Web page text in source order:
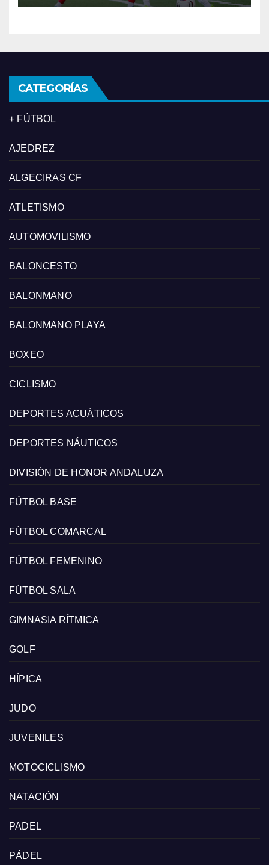
CATEGORÍAS
+ FÚTBOL
AJEDREZ
ALGECIRAS CF
ATLETISMO
AUTOMOVILISMO
BALONCESTO
BALONMANO
BALONMANO PLAYA
BOXEO
CICLISMO
DEPORTES ACUÁTICOS
DEPORTES NÁUTICOS
DIVISIÓN DE HONOR ANDALUZA
FÚTBOL BASE
FÚTBOL COMARCAL
FÚTBOL FEMENINO
FÚTBOL SALA
GIMNASIA RÍTMICA
GOLF
HÍPICA
JUDO
JUVENILES
MOTOCICLISMO
NATACIÓN
PADEL
PÁDEL